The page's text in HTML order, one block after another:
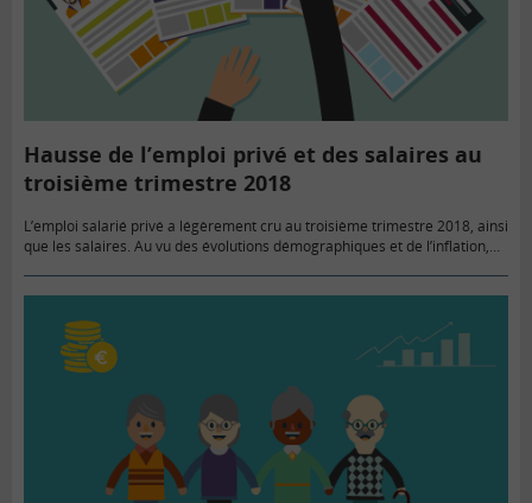
Hausse de l’emploi privé et des salaires au
troisième trimestre 2018
L’emploi salarié privé a légèrement cru au troisième trimestre 2018, ainsi
que les salaires. Au vu des évolutions démographiques et de l’inflation,